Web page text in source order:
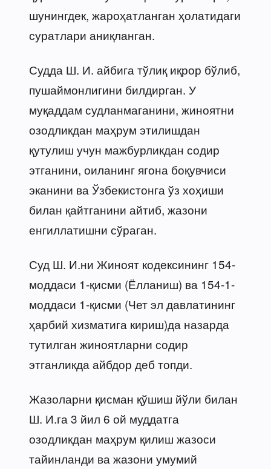
шунингдек, жароҳатланган ҳолатидаги
суратлари аниқланган.
Судда Ш. И. айбига тўлиқ иқрор бўлиб,
пушаймонлигини билдирган. У
муқаддам судланмаганини, жиноятни
озодликдан маҳрум этилишдан
қутулиш учун мажбурликдан содир
этганини, оиланинг ягона боқувчиси
эканини ва Ўзбекистонга ўз хоҳиши
билан қайтганини айтиб, жазони
енгиллатишни сўраган.
Суд Ш. И.ни Жиноят кодексининг 154-
моддаси 1-қисми (Ёлланиш) ва 154-1-
моддаси 1-қисми (Чет эл давлатининг
ҳарбий хизматига кириш)да назарда
тутилган жиноятларни содир
этганликда айбдор деб топди.
Жазоларни қисман қўшиш йўли билан
Ш. И.га 3 йил 6 ой муддатга
озодликдан маҳрум қилиш жазоси
тайинланди ва жазони умумий